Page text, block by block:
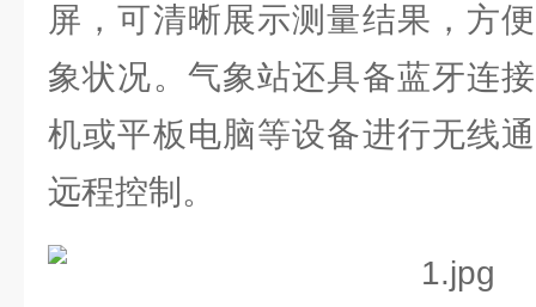
屏，可清晰展示测量结果，方
象状况。气象站还具备蓝牙连
机或平板电脑等设备进行无线
远程控制。